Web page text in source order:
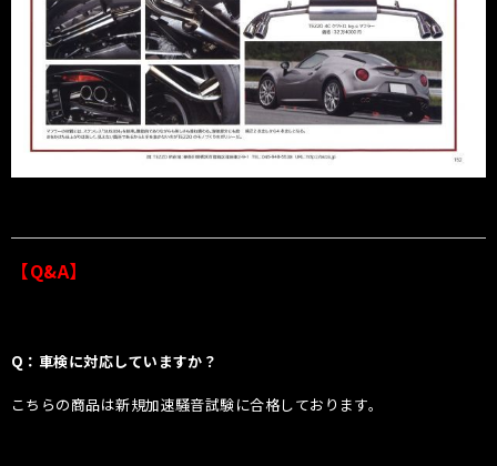
【Q&A】
Q：車検に対応していますか？
こちらの商品は新規加速騒音試験に合格しております。